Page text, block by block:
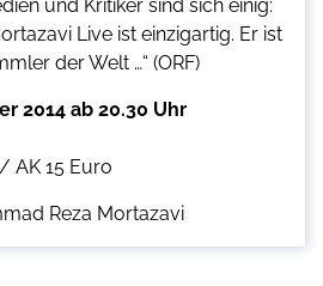
und Kritiker sind sich einig:
Live ist einzigartig. Er ist
der Welt …“ (ORF)
2014 ab 20.30 Uhr
AK 15 Euro
Reza Mortazavi